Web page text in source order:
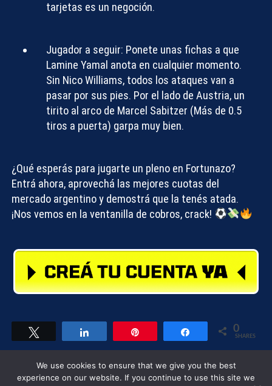
tarjetas es un negoción.
Jugador a seguir: Ponete unas fichas a que
Lamine Yamal anota en cualquier momento.
Sin Nico Williams, todos los ataques van a
pasar por sus pies. Por el lado de Austria, un
tirito al arco de Marcel Sabitzer (Más de 0.5
tiros a puerta) garpa muy bien.
¿Qué esperás para jugarte un pleno en Fortunazo?
Entrá ahora, aprovechá las mejores cuotas del
mercado argentino y demostrá que la tenés atada.
¡Nos vemos en la ventanilla de cobros, crack!
Share 0
SHARES
Compartir
We use cookies to ensure that we give you the best
experience on our website. If you continue to use this site we